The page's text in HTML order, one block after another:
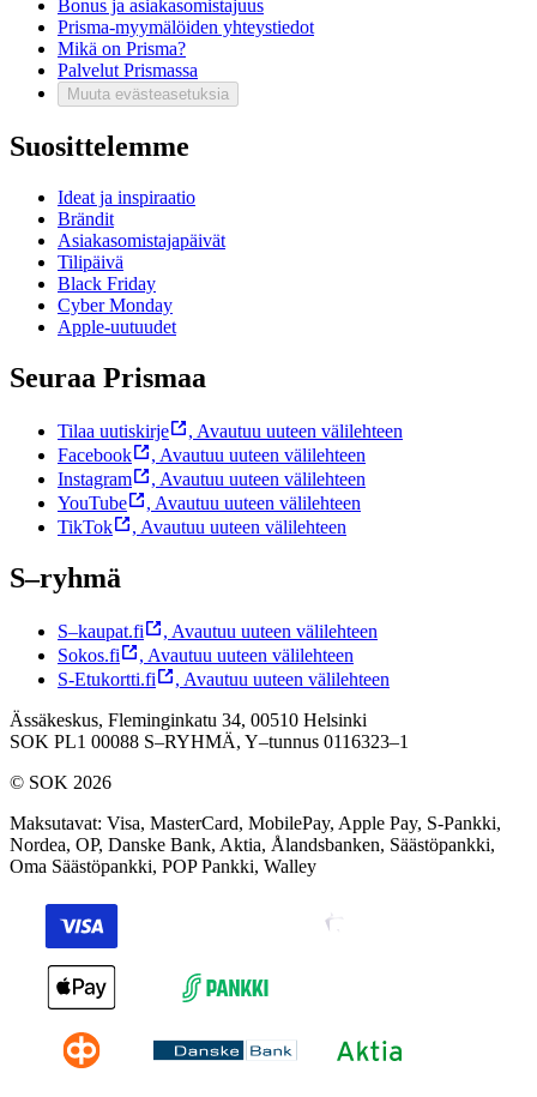
Bonus ja asiakasomistajuus
Prisma-myymälöiden yhteystiedot
Mikä on Prisma?
Palvelut Prismassa
Muuta evästeasetuksia
Suosittelemme
Ideat ja inspiraatio
Brändit
Asiakasomistajapäivät
Tilipäivä
Black Friday
Cyber Monday
Apple-uutuudet
Seuraa Prismaa
Tilaa uutiskirje , Avautuu uuteen välilehteen
Facebook
, Avautuu uuteen välilehteen
Instagram
, Avautuu uuteen välilehteen
YouTube
, Avautuu uuteen välilehteen
TikTok
, Avautuu uuteen välilehteen
S–ryhmä
S–kaupat.fi , Avautuu uuteen välilehteen
Sokos.fi
, Avautuu uuteen välilehteen
S-Etukortti.fi
, Avautuu uuteen välilehteen
Ässäkeskus, Fleminginkatu 34, 00510 Helsinki
SOK PL1 00088 S–RYHMÄ, Y–tunnus 0116323–1
© SOK 2026
Maksutavat: Visa, MasterCard, MobilePay, Apple Pay, S-Pankki,
Nordea, OP, Danske Bank, Aktia, Ålandsbanken, Säästöpankki,
Oma Säästöpankki, POP Pankki, Walley